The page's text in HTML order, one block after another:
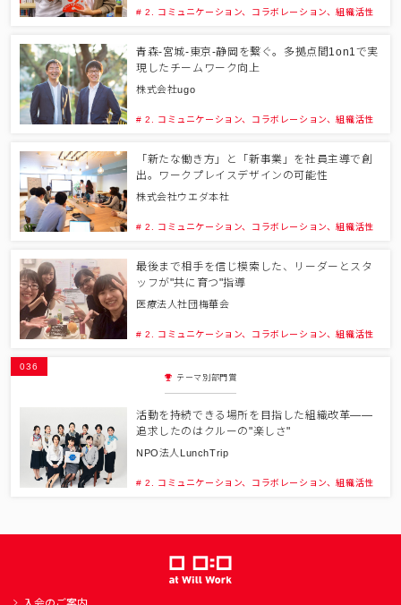
# 2. コミュニケーション、コラボレーション、組織活性
青森-宮城-東京-静岡を繋ぐ。多拠点間1on1で実
現したチームワーク向上
株式会社ugo
# 2. コミュニケーション、コラボレーション、組織活性
「新たな働き方」と「新事業」を社員主導で創
出。ワークプレイスデザインの可能性
株式会社ウエダ本社
# 2. コミュニケーション、コラボレーション、組織活性
最後まで相手を信じ模索した、リーダーとスタ
ッフが"共に育つ"指導
医療法人社団梅華会
# 2. コミュニケーション、コラボレーション、組織活性
036
テーマ別部門賞
活動を持続できる場所を目指した組織改革――
追求したのはクルーの"楽しさ"
NPO法人LunchTrip
# 2. コミュニケーション、コラボレーション、組織活性